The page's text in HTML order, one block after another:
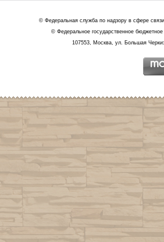
© Федеральная служба по надзору в сфере
© Федеральное государственное
107553, Москва, ул. Большая